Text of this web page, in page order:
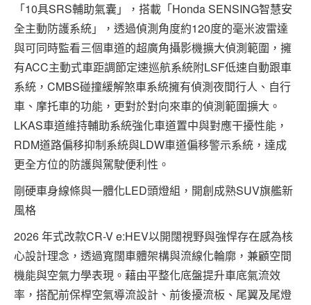
「10具SRS輔助氣囊」，搭載「Honda SENSING智慧安
全主動防護系統」，透過偵測角度約120度的毫米波雷達
與可同時監看三個車道的超廣角攝影機擴大偵測範圍，擁
有ACC主動式車距調節定速巡航系統附LSF低速自動跟車
系統，CMBS碰撞緩解煞車系統擁有偵測夜間行人、自行
車、摩托車的功能，更對於對向來車的偵測範圍擴大。
LKAS車道維持輔助系統強化車道置中與對應干擾性能，
RDM道路偏移抑制系統與LDW車道偏移警示系統，達成
更全方位的防護與駕駛便利性。
剛硬車身線條與一體化LED頭燈組，開創成熟SUV旗艦新
風格
2026 年式改款CR-V e:HEV以開闊視野與強悍存在感為核
心設計理念，透過寬闊車體架構與流線化輪廓，兼顧空間
機能與空氣力學表現。藉由平整化底盤提升車底氣流效
率，搭配前保桿空氣導流設計、前後擾流板、尾翼及尾燈